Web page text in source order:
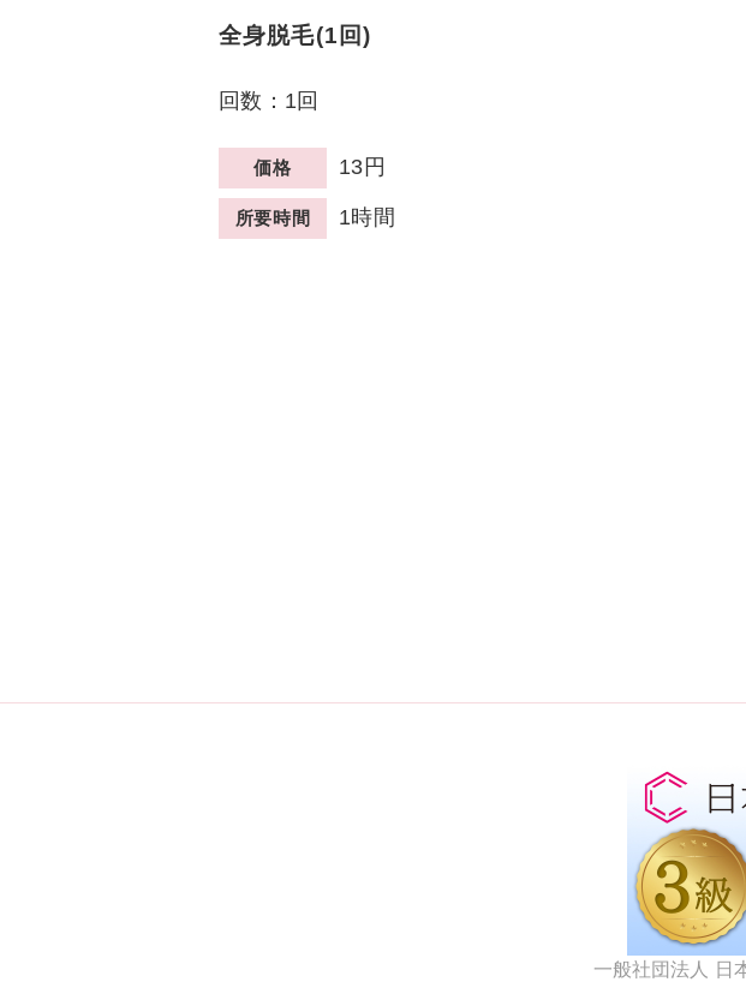
全身脱毛(1回)
回数：1回
価格 13円
所要時間 1時間
一般社団法人 日